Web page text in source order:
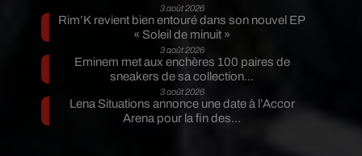
3 août 2026
Rim’K revient bien entouré dans son nouvel EP
« Soleil de minuit »
3 août 2026
Eminem met aux enchères 100 paires de
sneakers de sa collection...
3 août 2026
Lena Situations annonce une date à l’Accor
Arena pour la fin des...